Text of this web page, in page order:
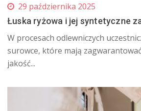
29 października 2025
Łuska ryżowa i jej syntetyczne
W procesach odlewniczych
surowce, które mają
jakość...